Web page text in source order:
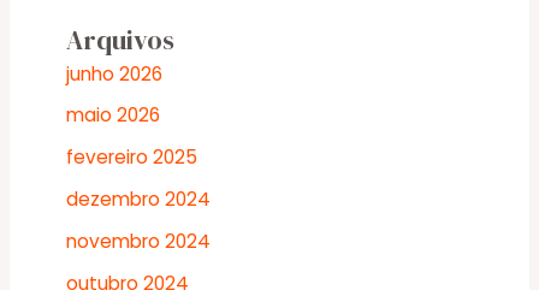
Arquivos
junho 2026
maio 2026
fevereiro 2025
dezembro 2024
novembro 2024
outubro 2024